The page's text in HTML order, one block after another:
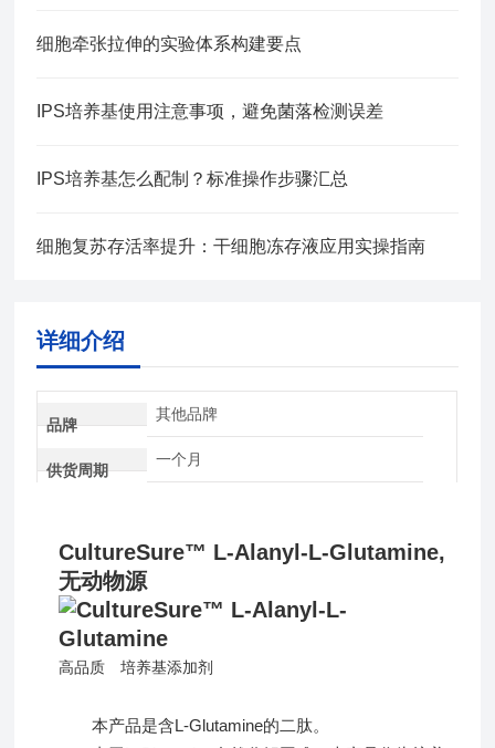
细胞牵张拉伸的实验体系构建要点
IPS培养基使用注意事项，避免菌落检测误差
IPS培养基怎么配制？标准操作步骤汇总
细胞复苏存活率提升：干细胞冻存液应用实操指南
详细介绍
品牌
其他品牌
供货周期
一个月
CultureSure™ L-Alanyl-L-Glutamine,
无动物源
高品质 培养基添加剂
本产品是含L-Glutamine的二肽。